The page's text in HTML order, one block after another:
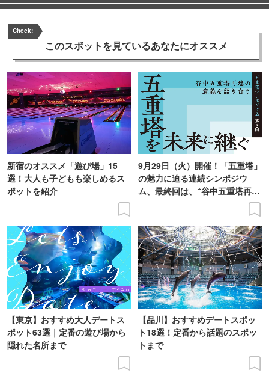
Check!
このスポットを見ているあなたにオススメ
新宿のオススメ「遊び場」15
選！大人も子どもも楽しめるス
ポットを紹介
9月29日（火）開催！「五重塔」
の魅力に迫る連続シンポジウ
ム、最終回は、“谷中五重塔再建
【東京】おすすめ大人デートス
ポット63選｜定番の遊び場から
隠れた名所まで
【品川】おすすめデートスポッ
ト18選！定番から話題のスポッ
トまで